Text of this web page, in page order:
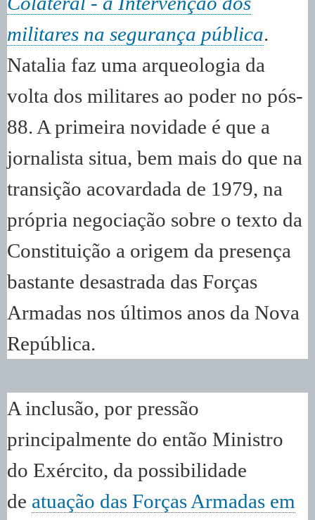
militares na segurança pública.
Natalia faz uma arqueologia da
volta dos militares ao poder no pós-
88. A primeira novidade é que a
jornalista situa, bem mais do que na
transição acovardada de 1979, na
própria negociação sobre o texto da
Constituição a origem da presença
bastante desastrada das Forças
Armadas nos últimos anos da Nova
República.
A inclusão, por pressão
principalmente do então Ministro
do Exército, da possibilidade
de atuação das Forças Armadas em